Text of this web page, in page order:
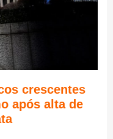
crescentes
após alta de